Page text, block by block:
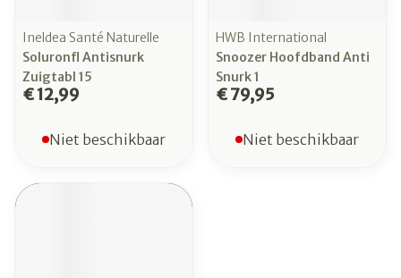
Ineldea Santé Naturelle
Soluronfl Antisnurk
Zuigtabl 15
€ 12,99
Niet beschikbaar
HWB International
Snoozer Hoofdband Anti
Snurk 1
€ 79,95
Niet beschikbaar